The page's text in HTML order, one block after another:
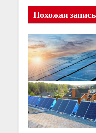
и
я
п
о
з
а
п
Похожая запись